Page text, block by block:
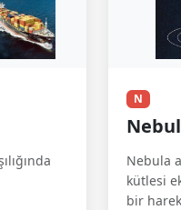
N
Nebula
kütlesi
bir